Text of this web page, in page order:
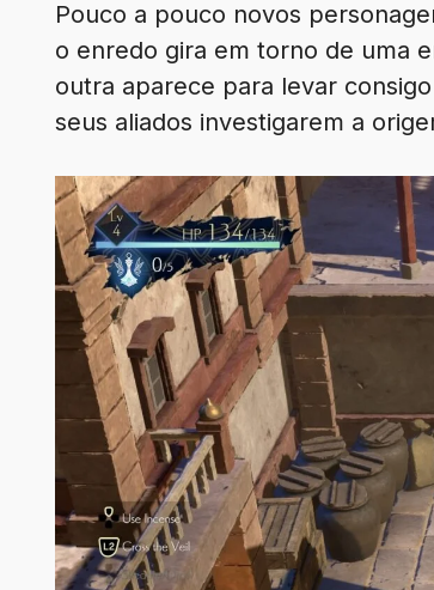
Pouco a pouco novos
o enredo gira em torno de uma
outra aparece para levar
seus aliados investigarem a